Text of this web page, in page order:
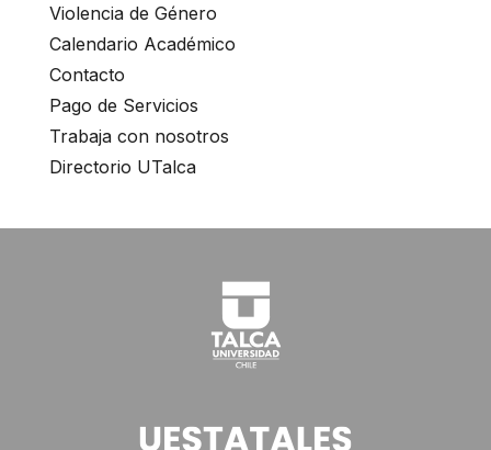
Violencia de Género
Calendario Académico
Contacto
Pago de Servicios
Trabaja con nosotros
Directorio UTalca